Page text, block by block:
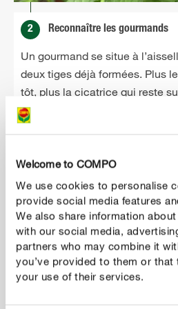
Welcome to COMPO
We use cookies to personalise
provide social media features
We also share information
with our social media,
partners who may combine it
you’ve provided to them or that
your use of their services.
2 Reconnaître les gourmands
Un gourmand se situe à
deux tiges déjà formées. Plus
tôt, plus la cicatrice qui reste
sera petite. Contrôlez le plant
préférence chaque semaine.